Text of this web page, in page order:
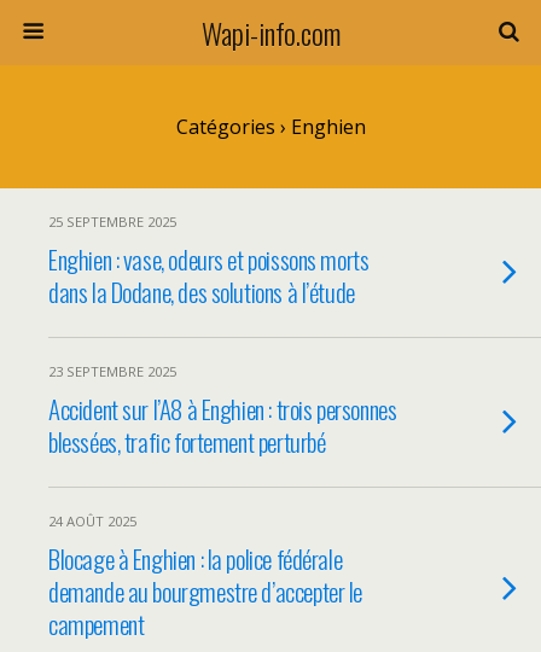
Wapi-info.com
Catégories › Enghien
25 SEPTEMBRE 2025
Enghien : vase, odeurs et poissons morts
dans la Dodane, des solutions à l’étude
23 SEPTEMBRE 2025
Accident sur l’A8 à Enghien : trois personnes
blessées, trafic fortement perturbé
24 AOÛT 2025
Blocage à Enghien : la police fédérale
demande au bourgmestre d’accepter le
campement